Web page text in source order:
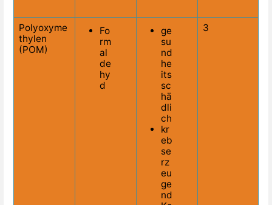
Polyoxyme
thylen
(POM)
Fo
rm
al
de
hy
d
ge
su
nd
he
its
sc
hä
dli
ch
kr
eb
se
rz
eu
ge
nd
3